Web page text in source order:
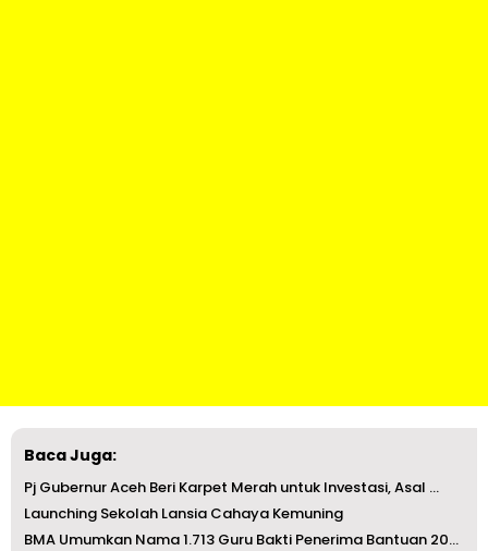
Baca Juga:
Pj Gubernur Aceh Beri Karpet Merah untuk Investasi, Asal ...
Launching Sekolah Lansia Cahaya Kemuning
BMA Umumkan Nama 1.713 Guru Bakti Penerima Bantuan 2024, ...